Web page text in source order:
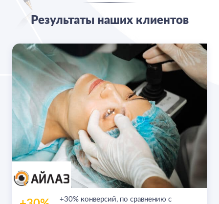
Результаты наших клиентов
+30% конверсий, по сравнению с